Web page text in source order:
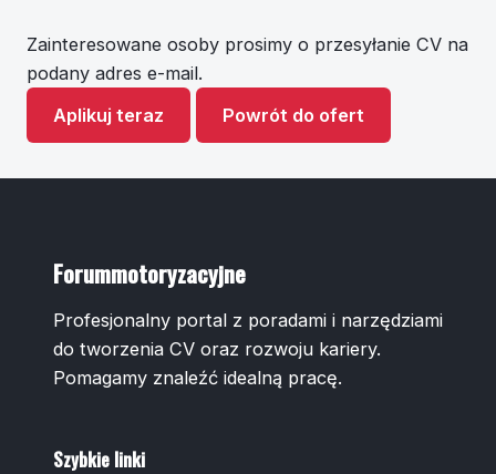
Zainteresowane osoby prosimy o przesyłanie CV na
podany adres e-mail.
Aplikuj teraz
Powrót do ofert
Forummotoryzacyjne
Profesjonalny portal z poradami i narzędziami
do tworzenia CV oraz rozwoju kariery.
Pomagamy znaleźć idealną pracę.
Szybkie linki